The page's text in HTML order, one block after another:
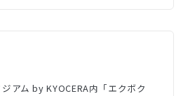
アム by KYOCERA内「エクボク